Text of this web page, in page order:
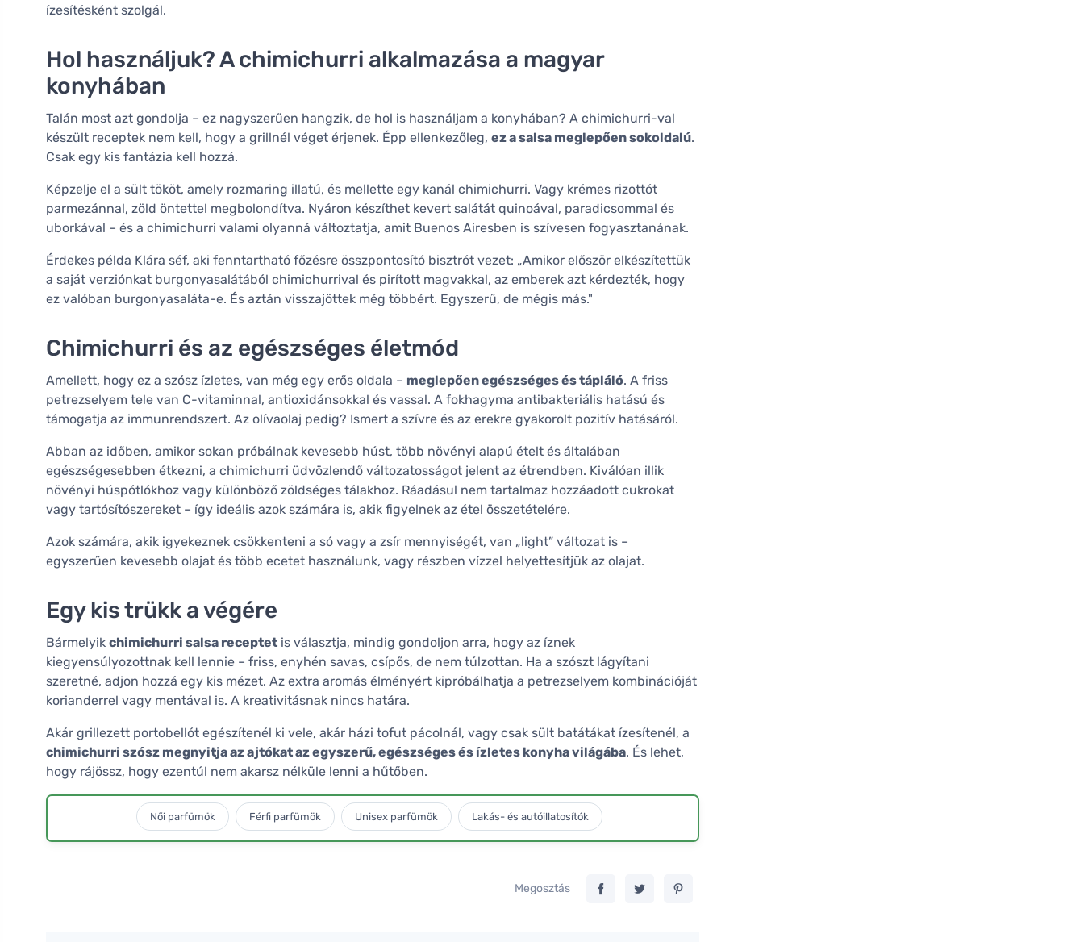
ízesítésként szolgál.
Hol használjuk? A chimichurri alkalmazása a magyar
konyhában
Talán most azt gondolja – ez nagyszerűen hangzik, de hol is használjam a konyhában? A chimichurri-val
készült receptek nem kell, hogy a grillnél véget érjenek. Épp ellenkezőleg, ez a salsa meglepően sokoldalú.
Csak egy kis fantázia kell hozzá.
Képzelje el a sült tököt, amely rozmaring illatú, és mellette egy kanál chimichurri. Vagy krémes rizottót
parmezánnal, zöld öntettel megbolondítva. Nyáron készíthet kevert salátát quinoával, paradicsommal és
uborkával – és a chimichurri valami olyanná változtatja, amit Buenos Airesben is szívesen fogyasztanának.
Érdekes példa Klára séf, aki fenntartható főzésre összpontosító bisztrót vezet: „Amikor először elkészítettük
a saját verziónkat burgonyasalátából chimichurrival és pirított magvakkal, az emberek azt kérdezték, hogy
ez valóban burgonyasaláta-e. És aztán visszajöttek még többért. Egyszerű, de mégis más."
Chimichurri és az egészséges életmód
Amellett, hogy ez a szósz ízletes, van még egy erős oldala – meglepően egészséges és tápláló. A friss
petrezselyem tele van C-vitaminnal, antioxidánsokkal és vassal. A fokhagyma antibakteriális hatású és
támogatja az immunrendszert. Az olívaolaj pedig? Ismert a szívre és az erekre gyakorolt pozitív hatásáról.
Abban az időben, amikor sokan próbálnak kevesebb húst, több növényi alapú ételt és általában
egészségesebben étkezni, a chimichurri üdvözlendő változatosságot jelent az étrendben. Kiválóan illik
növényi húspótlókhoz vagy különböző zöldséges tálakhoz. Ráadásul nem tartalmaz hozzáadott cukrokat
vagy tartósítószereket – így ideális azok számára is, akik figyelnek az étel összetételére.
Azok számára, akik igyekeznek csökkenteni a só vagy a zsír mennyiségét, van „light” változat is –
egyszerűen kevesebb olajat és több ecetet használunk, vagy részben vízzel helyettesítjük az olajat.
Egy kis trükk a végére
Bármelyik chimichurri salsa receptet is választja, mindig gondoljon arra, hogy az íznek
kiegyensúlyozottnak kell lennie – friss, enyhén savas, csípős, de nem túlzottan. Ha a szószt lágyítani
szeretné, adjon hozzá egy kis mézet. Az extra aromás élményért kipróbálhatja a petrezselyem kombinációját
korianderrel vagy mentával is. A kreativitásnak nincs határa.
Akár grillezett portobellót egészítenél ki vele, akár házi tofut pácolnál, vagy csak sült batátákat ízesítenél, a
chimichurri szósz megnyitja az ajtókat az egyszerű, egészséges és ízletes konyha világába. És lehet,
hogy rájössz, hogy ezentúl nem akarsz nélküle lenni a hűtőben.
Női parfümök Férfi parfümök Unisex parfümök Lakás- és autóillatosítók
Megosztás